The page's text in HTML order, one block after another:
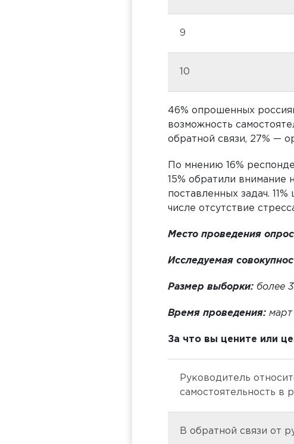
9
10
46% опрошенных
возможность
обратной связи, 27% —
По мнению 16%
15% обратили
поставленных задач.
числе отсутствие
Место проведения
Исследуемая
Размер выборки: более
Время проведения: март
За что вы цените или
Руководитель
самостоятельность в
В обратной связи от